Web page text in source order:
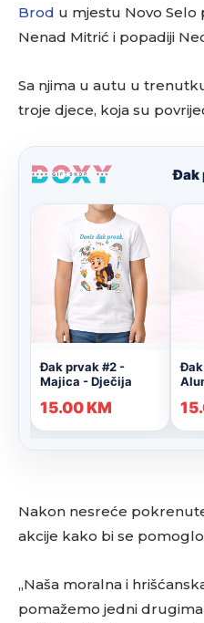
Brod u mjestu Novo Selo
Nenad Mitrić i popadiji
Sa njima u autu u
troje djece, koja su
Nakon nesreće
akcije kako bi se
„Naša moralna i
pomažemo jedni drugima